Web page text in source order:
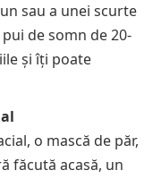
sau a unei scurte
de somn de 20-
și îți poate
o mască de păr,
făcută acasă, un